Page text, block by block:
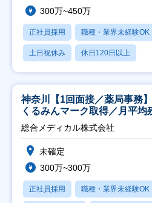
300万~450万
正社員採用 職種・業界未経験OK
土日祝休み 休日120日以上
神奈川【1回面接／薬局事務
くるみんマーク取得／月平均
総合メディカル株式会社
未確定
300万~300万
正社員採用 職種・業界未経験OK